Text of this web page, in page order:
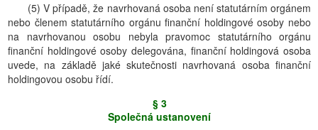
(5) V případě, že navrhovaná osoba není statutárním orgánem
nebo členem statutárního orgánu finanční holdingové osoby nebo
na navrhovanou osobu nebyla pravomoc statutárního orgánu
finanční holdingové osoby delegována, finanční holdingová osoba
uvede, na základě jaké skutečnosti navrhovaná osoba finanční
holdingovou osobu řídí.
§ 3
Společná ustanovení